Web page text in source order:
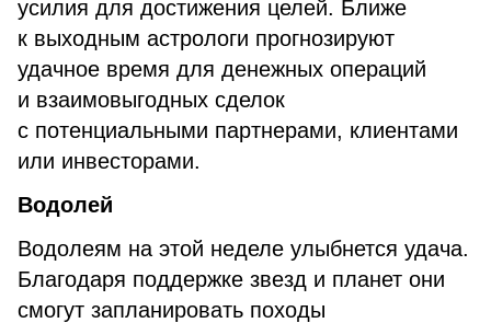
усилия для достижения целей. Ближе
к выходным астрологи прогнозируют
удачное время для денежных операций
и взаимовыгодных сделок
с потенциальными партнерами, клиентами
или инвесторами.
Водолей
Водолеям на этой неделе улыбнется удача.
Благодаря поддержке звезд и планет они
смогут запланировать походы